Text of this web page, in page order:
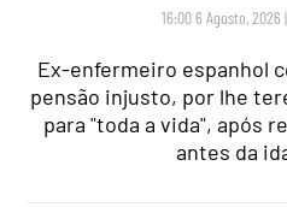
16:00 6 Agosto, 2026 |
Ex-enfermeiro espanhol
pensão injusto, por lhe
para "toda a vida", após
antes da